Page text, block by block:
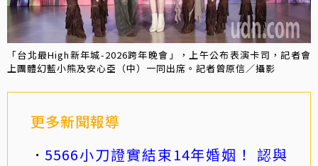
「台北最High新年城-2026跨年晚會」，上午公布表演卡司，記者會
上團體幻藍小熊及安心亞（中）一同出席。記者曾原信／攝影
更多新聞報導
5566小刀證實結束14年婚姻！ 認與